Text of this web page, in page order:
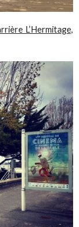
L’Hermitage,